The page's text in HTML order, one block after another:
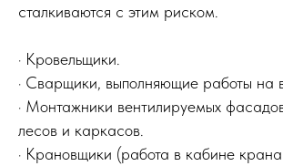
сталкиваются с этим риском.
· Кровельщики.
· Сварщики, выполняющие работы на
· Монтажники вентилируемых
лесов и каркасов.
· Крановщики (работа в кабине